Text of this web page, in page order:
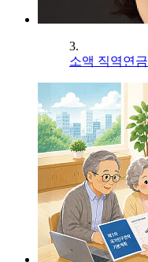
3.
소액 직역연